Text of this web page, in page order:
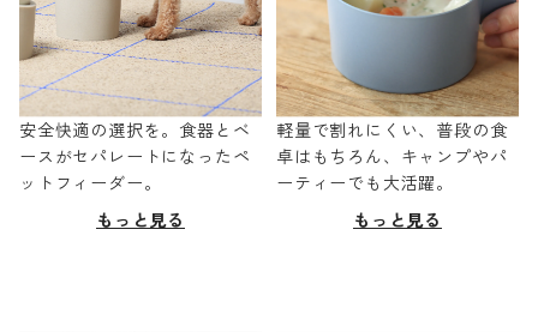
安全快適の選択を。食器とベ
ースがセパレートになったペ
ットフィーダー。
もっと見る
軽量で割れにくい、普段の食
卓はもちろん、キャンプやパ
ーティーでも大活躍。
もっと見る